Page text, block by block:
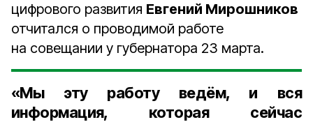
цифрового развития Евгений Мирошников
отчитался о проводимой работе
на совещании у губернатора 23 марта.
«Мы эту работу ведём, и вся
информация, которая сейчас